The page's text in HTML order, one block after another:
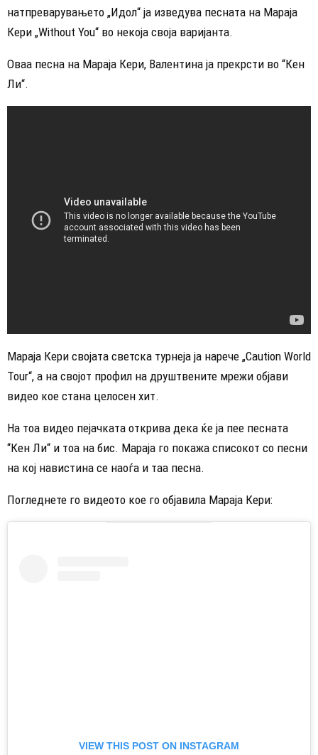
натпреварувањето „Идол“ ја изведува песната на Мараја
Кери „Without You“ во некоја своја варијанта.
Оваа песна на Мараја Кери, Валентина ја прекрсти во “Кен
Ли“.
Мараја Кери својата светска турнеја ја нарече „Caution World
Tour“, а на својот профил на друштвените мрежи објави
видео кое стана целосен хит.
На тоа видео пејачката открива дека ќе ја пее песната
“Кен Ли“ и тоа на бис. Мараја го покажа списокот со песни
на кој навистина се наоѓа и таа песна.
Погледнете го видеото кое го објавила Мараја Кери:
VIEW THIS POST ON INSTAGRAM